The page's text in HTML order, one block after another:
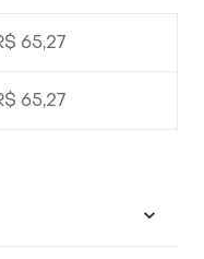
65,27
65,27